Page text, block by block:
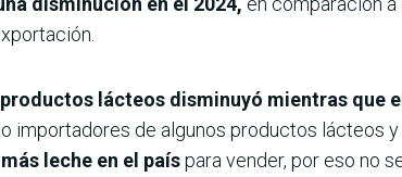
productos lácteos disminuyó mientras que
importadores de algunos productos lácteos
leche en el paíspara vender, por eso no